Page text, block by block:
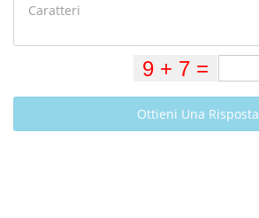
Ottieni Una Risposta